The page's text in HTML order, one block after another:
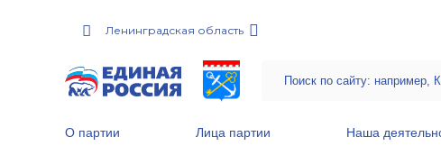
Ленинградская область
О партии Лица партии Наша